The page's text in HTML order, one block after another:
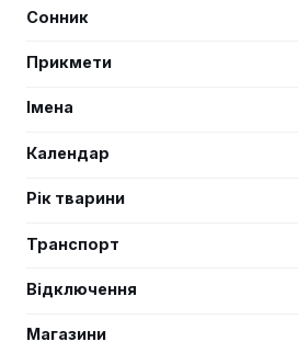
Сонник
Прикмети
Імена
Календар
Рік тварини
Транспорт
Відключення
Магазини